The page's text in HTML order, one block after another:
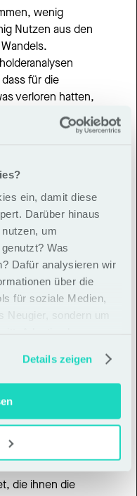
ein, damit diese
Darüber hinaus
um
Was
Dafür analysieren wir
über die
für soziale Medien,
sondern um
Details zeigen
wenig
Nutzen aus den
für die
verloren hatten,
Gewissheit über
dann die
zweitrangrig.
bislang
Hier
um den
Personen sind,
weitere Arbeit
die ihnen die